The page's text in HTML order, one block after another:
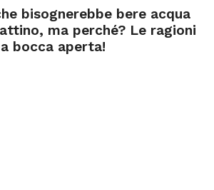
bisognerebbe bere acqua
ma perché? Le ragioni
bocca aperta!